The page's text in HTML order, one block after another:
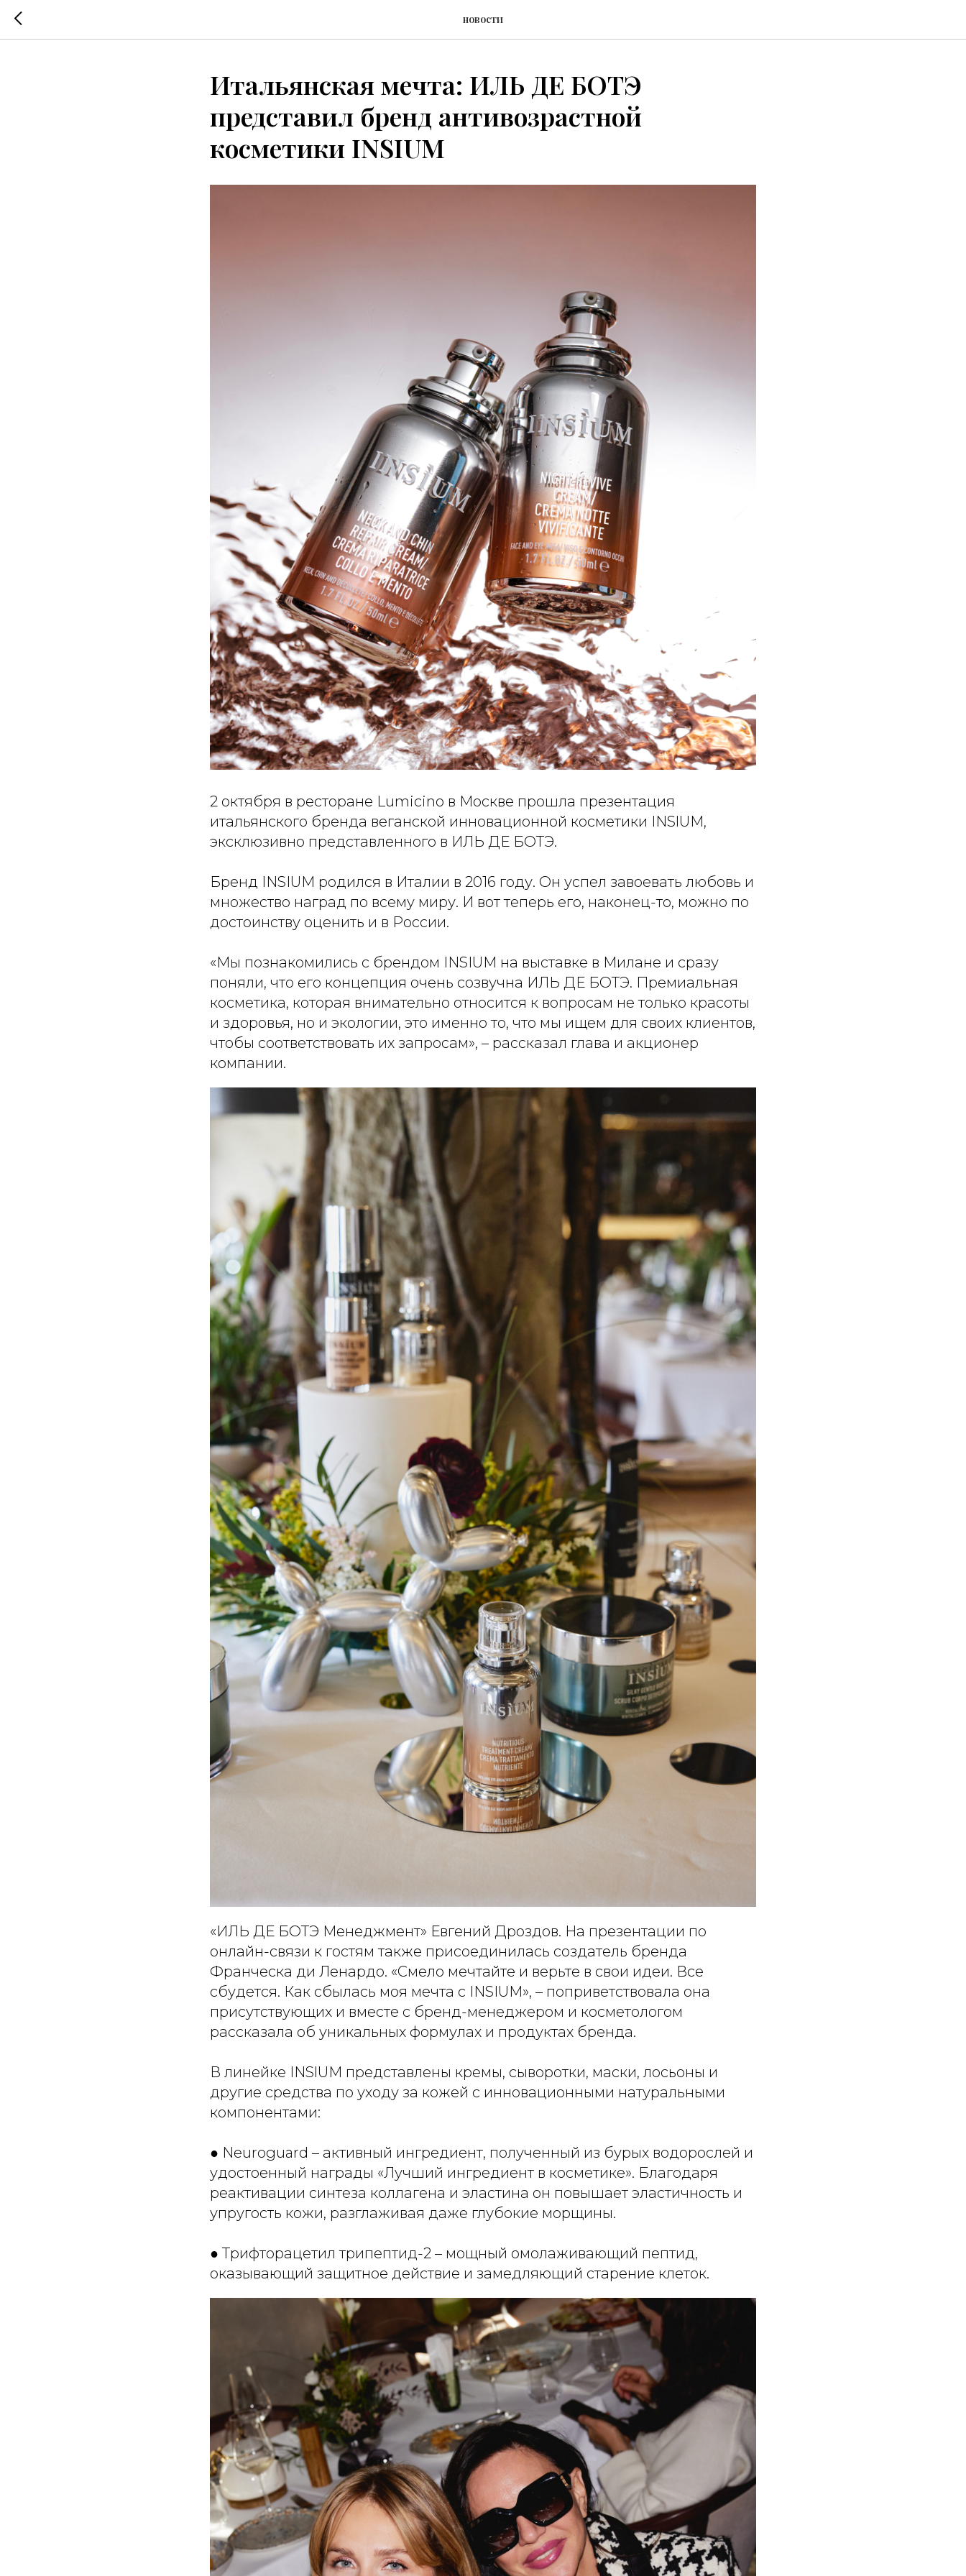
новости
Итальянская мечта: ИЛЬ ДЕ БОТЭ
представил бренд антивозрастной
косметики INSIUM
2 октября в ресторане Lumicino в Москве прошла презентация
итальянского бренда веганской инновационной косметики INSlUM,
эксклюзивно представленного в ИЛЬ ДЕ БОТЭ.
Бренд INSIUM родился в Италии в 2016 году. Он успел завоевать любовь и
множество наград по всему миру. И вот теперь его, наконец-то, можно по
достоинству оценить и в России.
«Мы познакомились с брендом INSIUM на выставке в Милане и сразу
поняли, что его концепция очень созвучна ИЛЬ ДЕ БОТЭ. Премиальная
косметика, которая внимательно относится к вопросам не только красоты
и здоровья, но и экологии, это именно то, что мы ищем для своих клиентов,
чтобы соответствовать их запросам», – рассказал глава и акционер
компании.
«ИЛЬ ДЕ БОТЭ Менеджмент» Евгений Дроздов. На презентации по
онлайн-связи к гостям также присоединилась создатель бренда
Франческа ди Ленардо. «Смело мечтайте и верьте в свои идеи. Все
сбудется. Как сбылась моя мечта с INSIUM», – поприветствовала она
присутствующих и вместе с бренд-менеджером и косметологом
рассказала об уникальных формулах и продуктах бренда.
В линейке INSlUM представлены кремы, сыворотки, маски, лосьоны и
другие средства по уходу за кожей с инновационными натуральными
компонентами:
● Neuroguard – активный ингредиент, полученный из бурых водорослей и
удостоенный награды «Лучший ингредиент в косметике». Благодаря
реактивации синтеза коллагена и эластина он повышает эластичность и
упругость кожи, разглаживая даже глубокие морщины.
● Трифторацетил трипептид-2 – мощный омолаживающий пептид,
оказывающий защитное действие и замедляющий старение клеток.